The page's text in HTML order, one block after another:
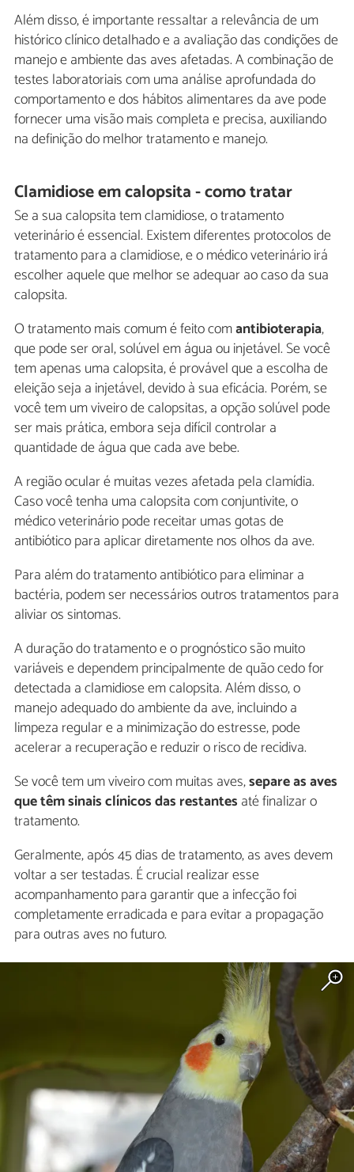
Além disso, é importante ressaltar a relevância de um
histórico clínico detalhado e a avaliação das condições de
manejo e ambiente das aves afetadas. A combinação de
testes laboratoriais com uma análise aprofundada do
comportamento e dos hábitos alimentares da ave pode
fornecer uma visão mais completa e precisa, auxiliando
na definição do melhor tratamento e manejo.
Clamidiose em calopsita - como tratar
Se a sua calopsita tem clamidiose, o tratamento
veterinário é essencial. Existem diferentes protocolos de
tratamento para a clamidiose, e o médico veterinário irá
escolher aquele que melhor se adequar ao caso da sua
calopsita.
O tratamento mais comum é feito comantibioterapia,
que pode ser oral, solúvel em água ou injetável. Se você
tem apenas uma calopsita, é provável que a escolha de
eleição seja a injetável, devido à sua eficácia. Porém, se
você tem um viveiro de calopsitas, a opção solúvel pode
ser mais prática, embora seja difícil controlar a
quantidade de água que cada ave bebe.
A região ocular é muitas vezes afetada pela clamídia.
Caso você tenha uma calopsita com conjuntivite, o
médico veterinário pode receitar umas gotas de
antibiótico para aplicar diretamente nos olhos da ave.
Para além do tratamento antibiótico para eliminar a
bactéria, podem ser necessários outros tratamentos para
aliviar os sintomas.
A duração do tratamento e o prognóstico são muito
variáveis e dependem principalmente de quão cedo for
detectada a clamidiose em calopsita. Além disso, o
manejo adequado do ambiente da ave, incluindo a
limpeza regular e a minimização do estresse, pode
acelerar a recuperação e reduzir o risco de recidiva.
Se você tem um viveiro com muitas aves,separe as aves
que têm sinais clínicos das restantes até finalizar o
tratamento.
Geralmente, após 45 dias de tratamento, as aves devem
voltar a ser testadas. É crucial realizar esse
acompanhamento para garantir que a infecção foi
completamente erradicada e para evitar a propagação
para outras aves no futuro.